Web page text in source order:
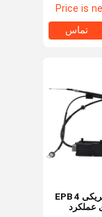
Price is
تماس
ترمز پارکینگ الکتریکی EPB 4
عملکرد